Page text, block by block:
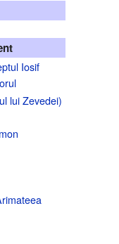
Iosif
lui Zevedei)